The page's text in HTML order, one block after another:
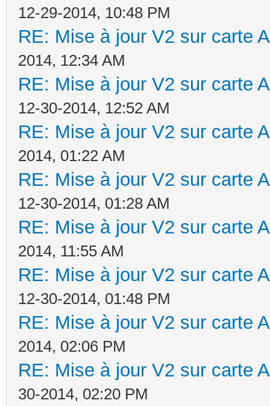
12-29-2014, 10:48 PM
RE: Mise à jour V2 sur carte
2014, 12:34 AM
RE: Mise à jour V2 sur carte
12-30-2014, 12:52 AM
RE: Mise à jour V2 sur carte
2014, 01:22 AM
RE: Mise à jour V2 sur carte
12-30-2014, 01:28 AM
RE: Mise à jour V2 sur carte
2014, 11:55 AM
RE: Mise à jour V2 sur carte
12-30-2014, 01:48 PM
RE: Mise à jour V2 sur carte
2014, 02:06 PM
RE: Mise à jour V2 sur carte
30-2014, 02:20 PM